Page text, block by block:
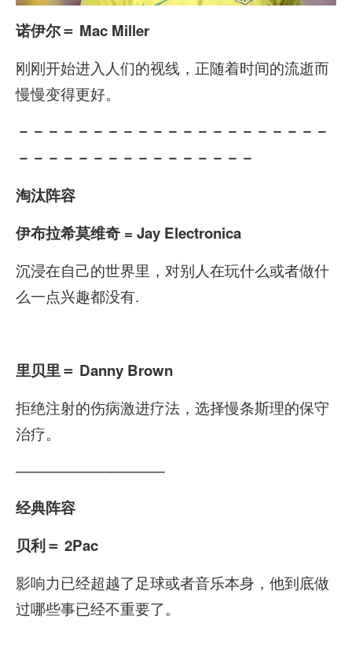
诺伊尔＝ Mac Miller
刚刚开始进入人们的视线，正随着时间的流逝而
慢慢变得更好。
－－－－－－－－－－－－－－－－－－－－－
－－－－－－－－－－－－－－－－
淘汰阵容
伊布拉希莫维奇 = Jay Electronica
沉浸在自己的世界里，对别人在玩什么或者做什
么一点兴趣都没有.
里贝里＝ Danny Brown
拒绝注射的伤病激进疗法，选择慢条斯理的保守
治疗。
——————————
经典阵容
贝利＝ 2Pac
影响力已经超越了足球或者音乐本身，他到底做
过哪些事已经不重要了。